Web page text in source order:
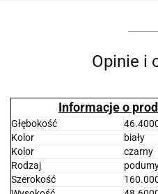
Opinie i
Informacje o
Głębokość
Kolor
biały
Kolor
czarny
Rodzaj
Szerokość